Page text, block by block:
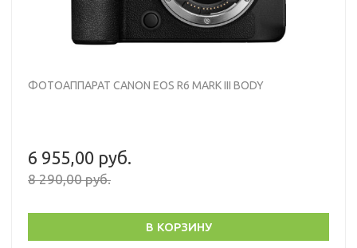
ФОТОАППАРАТ CANON EOS R6 MARK III BODY
6 955,00 руб.
8 290,00 руб.
В КОРЗИНУ